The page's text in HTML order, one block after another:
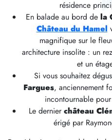
résidence
En balade au bord de la
Château du Hamel
magnifique sur le
architecture insolite : un
et un
Si vous souhaitez
Fargues, anciennement
incontournable
Le dernierchâteau
érigé par